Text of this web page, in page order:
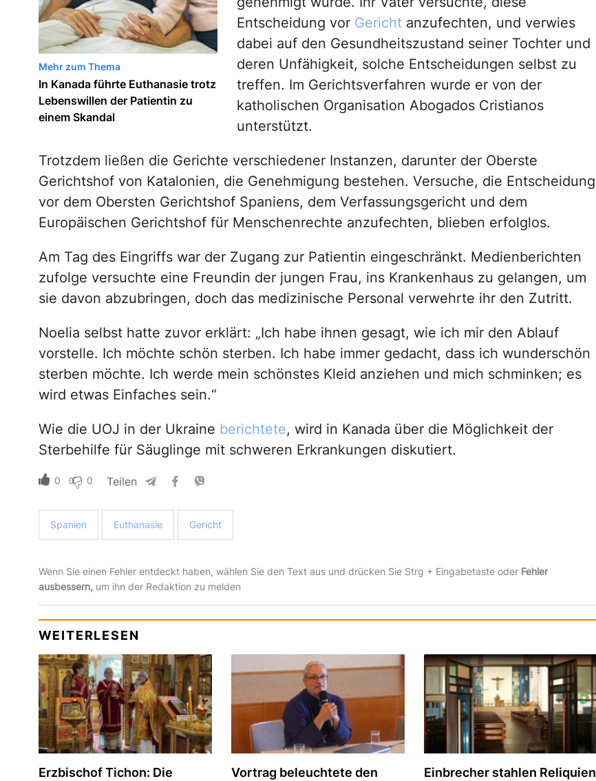
Mehr zum Thema
In Kanada führte Euthanasie trotz
Lebenswillen der Patientin zu
einem Skandal
Entscheidung vor Gerichtanzufechten, und verwies
dabei auf den Gesundheitszustand seiner Tochter und
deren Unfähigkeit, solche Entscheidungen selbst zu
treffen. Im Gerichtsverfahren wurde er von der
katholischen Organisation Abogados Cristianos
unterstützt.
Trotzdem ließen die Gerichte verschiedener Instanzen, darunter der Oberste
Gerichtshof von Katalonien, die Genehmigung bestehen. Versuche, die Entscheidung
vor dem Obersten Gerichtshof Spaniens, dem Verfassungsgericht und dem
Europäischen Gerichtshof für Menschenrechte anzufechten, blieben erfolglos.
Am Tag des Eingriffs war der Zugang zur Patientin eingeschränkt. Medienberichten
zufolge versuchte eine Freundin der jungen Frau, ins Krankenhaus zu gelangen, um
sie davon abzubringen, doch das medizinische Personal verwehrte ihr den Zutritt.
Noelia selbst hatte zuvor erklärt: „Ich habe ihnen gesagt, wie ich mir den Ablauf
vorstelle. Ich möchte schön sterben. Ich habe immer gedacht, dass ich wunderschön
sterben möchte. Ich werde mein schönstes Kleid anziehen und mich schminken; es
wird etwas Einfaches sein.“
Wie die UOJ in der Ukraine berichtete, wird in Kanada über die Möglichkeit der
Sterbehilfe für Säuglinge mit schweren Erkrankungen diskutiert.
0 0 Teilen
Spanien Euthanasie Gericht
Wenn Sie einen Fehler entdeckt haben, wählen Sie den Text aus und drücken Sie Strg + Eingabetaste oder Fehler
ausbessern,um ihn der Redaktion zu melden
WEITERLESEN
Erzbischof Tichon: Die
Vortrag beleuchtete den
Einbrecher stahlen Reliquien